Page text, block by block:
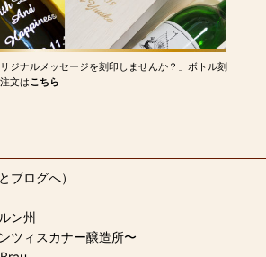
ジナルメッセージを刻印しませんか？」ボトル刻
文はこちら
ブログへ）
ン州
ツィスカナー醸造所〜